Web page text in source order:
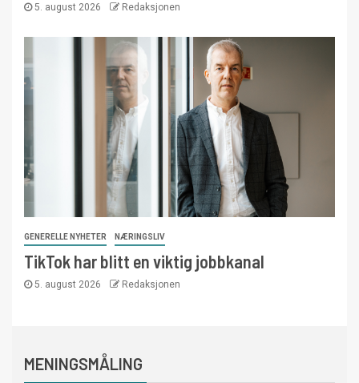
5. august 2026 Redaksjonen
GENERELLE NYHETER NÆRINGSLIV
TikTok har blitt en viktig jobbkanal
5. august 2026 Redaksjonen
MENINGSMÅLING